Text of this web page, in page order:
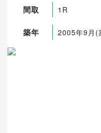
間取 1R
築年 2005年9月(